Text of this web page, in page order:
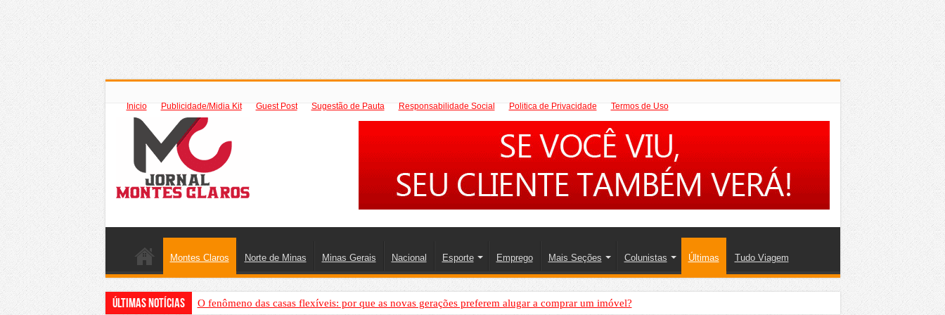
Inicio Publicidade/Midia Kit Guest Post Sugestão de Pauta Responsabilidade Social Politica de Privacidade Termos de Uso
Montes Claros Norte de Minas Minas Gerais Nacional Esporte Emprego Mais Seções Colunistas Últimas Tudo Viagem
Últimas Notícias O fenômeno das casas flexíveis: por que as novas gerações preferem alugar a comprar um imóvel?